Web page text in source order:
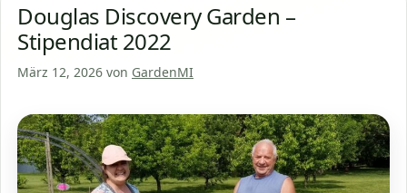
Douglas Discovery Garden –
Stipendiat 2022
März 12, 2026 von GardenMI